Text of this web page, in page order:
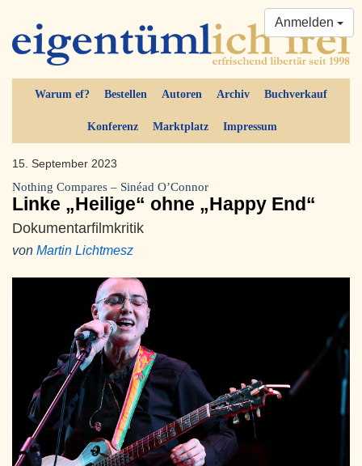
Warum ef? Bestellen Autoren Archiv Buchverkauf
Konferenz Marktplatz Impressum
Anmelden
15. September 2023
Nothing Compares – Sinéad O’Connor
Linke „Heilige“ ohne „Happy End“
Dokumentarfilmkritik
von Martin Lichtmesz